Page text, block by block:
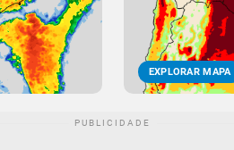
EXPLORAR MAPA